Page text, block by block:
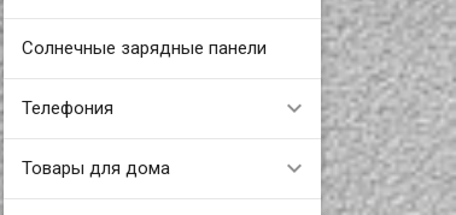
Солнечные зарядные панели
Телефония
Товары для дома